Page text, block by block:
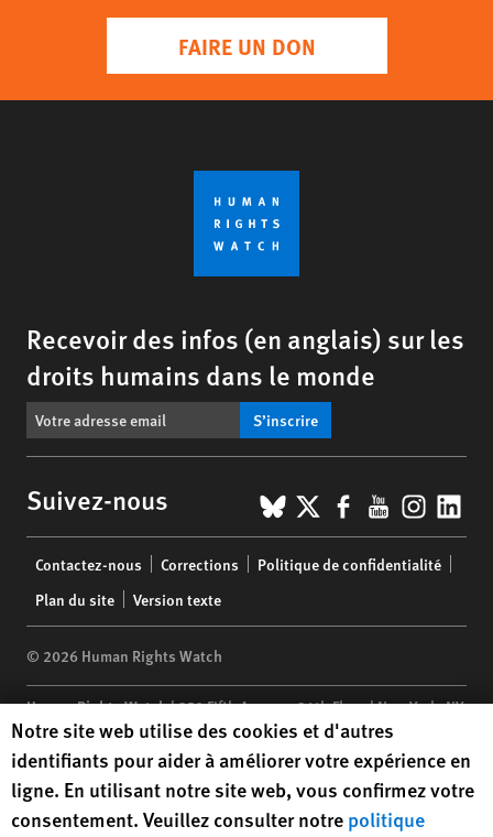
FAIRE UN DON
Recevoir des infos (en anglais) sur les
droits humains dans le monde
S’inscrire
Suivez-nous BlueSky
X Facebook
YouTube
menu
Contactez-nous Corrections
Politique de confidentialité
Plan du site
Version texte
© 2026 Human Rights Watch
Human Rights Watch| 350 Fifth Avenue, 34th Floor | New York,NY
10118-3299USA |t1.212.290.4700
Human Rights Watchis a 501(C)(3) nonprofit registered in the US
under EIN: 13-2875808
Human Rights Watch cookie preferences
Notre site web utilise des cookies et d'autres
identifiants pour aider à améliorer votre expérience en
ligne. En utilisant notre site web, vous confirmez votre
consentement. Veuillez consulter notre politique